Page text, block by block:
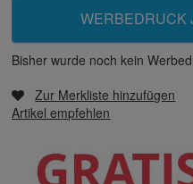
WERBEDRUCK
Bisher wurde noch kein
Zur Merkliste hinzufügen
Artikel empfehlen